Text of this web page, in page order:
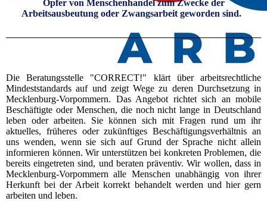
Opfer von Menschenhandel zum Zwecke der
Arbeitsausbeutung oder Zwangsarbeit geworden sind.
Die Beratungsstelle "CORRECT!" klärt über arbeitsrechtliche
Mindeststandards auf und zeigt Wege zu deren Durchsetzung in
Mecklenburg-Vorpommern. Das Angebot richtet sich an mobile
Beschäftigte oder Menschen, die noch nicht lange in Deutschland
leben oder arbeiten. Sie können sich mit Fragen rund um ihr
aktuelles, früheres oder zukünftiges Beschäftigungsverhältnis an
uns wenden, wenn sie sich auf Grund der Sprache nicht allein
informieren können. Wir unterstützen bei konkreten Problemen, die
bereits eingetreten sind, und beraten präventiv. Wir wollen, dass in
Mecklenburg-Vorpommern alle Menschen unabhängig von ihrer
Herkunft bei der Arbeit korrekt behandelt werden und hier gern
arbeiten und leben.